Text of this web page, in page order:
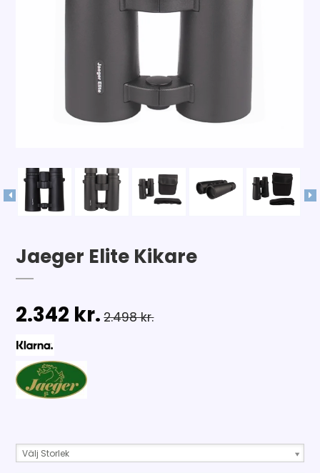
Jaeger Elite Kikare
2.342 kr. 2.498 kr.
Välj Storlek